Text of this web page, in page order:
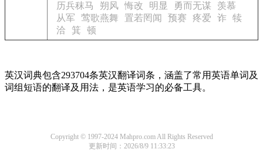
历兵秣马
朔风 悔改 明显 勇而无谋
羡慕
从军
莺歌燕舞 置若罔闻 预赛 疼爱 诈
犊
洽
箕 顿
英汉词典包含293704条英汉翻译词条，涵盖了常用英语单词及
词组短语的翻译及用法，是英语学习的必备工具。
Copyright © 1997-2024 Mahpro.com All Rights Reserved
更新时间：2026/8/9 11:33:23